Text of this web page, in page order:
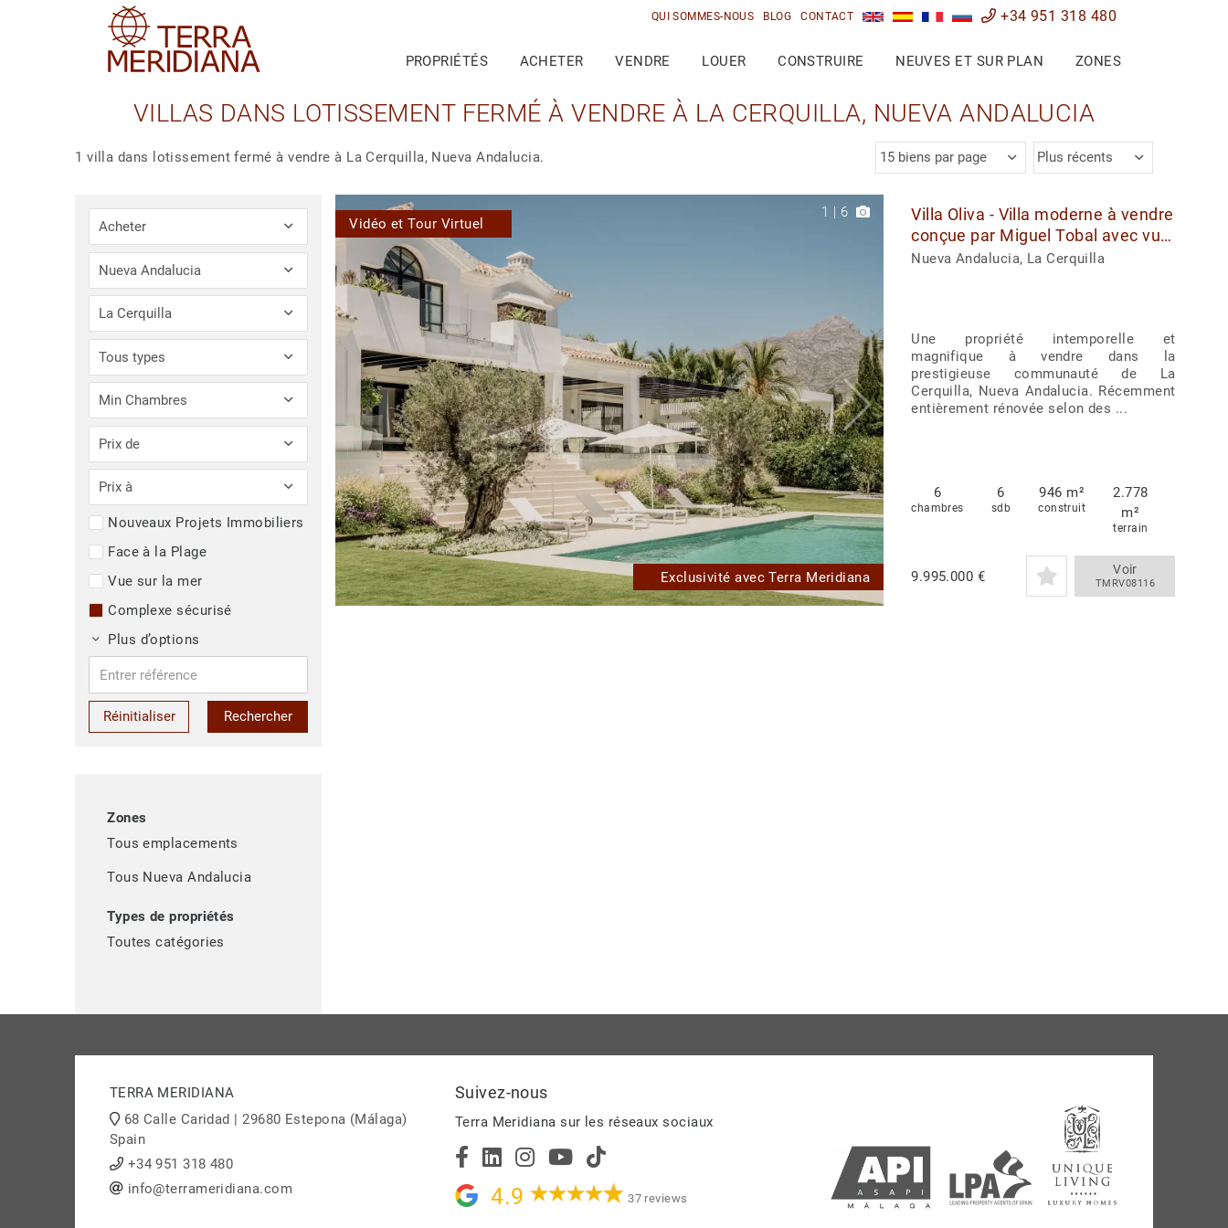
QUI SOMMES-NOUS BLOG CONTACT +34 951 318 480
PROPRIÉTÉS ACHETER VENDRE LOUER CONSTRUIRE NEUVES ET SUR PLAN ZONES
VILLAS DANS LOTISSEMENT FERMÉ À VENDRE À LA CERQUILLA, NUEVA ANDALUCIA
1 villa dans lotissement fermé à vendre à La Cerquilla, Nueva Andalucia. 15 biens par page Plus récents
Acheter
Nueva Andalucia
La Cerquilla
Tous types
Min Chambres
Prix de
Prix à
Nouveaux Projets Immobiliers
Face à la Plage
Vue sur la mer
Complexe sécurisé
Plus d’options
Rechercher
Réinitialiser
Zones
Tous emplacements
Tous Nueva Andalucia
Types de propriétés
Toutes catégories
1 | 6
Exclusivité avec Terra Meridiana
Vidéo et Tour Virtuel
Villa Oliva - Villa moderne à vendre
conçue par Miguel Tobal avec vue
panoramique sur la mer, Nueva
Nueva Andalucia, La Cerquilla
Une propriété intemporelle et
magnifique à vendre dans la
prestigieuse communauté de La
Cerquilla, Nueva Andalucia. Récemment
entièrement rénovée selon des ...
6
chambres
6
sdb
946 m²
construit
2.778
m²
terrain
9.995.000 € Voir
TMRV08116
TERRA MERIDIANA
68 Calle Caridad | 29680 Estepona (Málaga)
Spain
+34 951 318 480
info@terrameridiana.com
Suivez-nous
Terra Meridiana sur les réseaux sociaux
4.9 37 reviews